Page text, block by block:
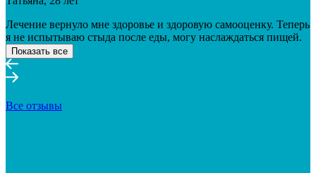
Лечение вернуло мне здоровье и здоровую самооценку. Теперь
я не испытываю стыда после еды, могу наслаждаться пищей.
Показать все
Все отзывы